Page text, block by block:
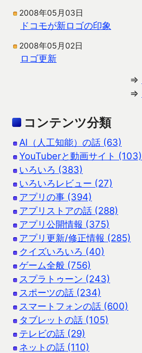
2008年05月03日
ドコモが新ロゴの印象
2008年05月02日
ロゴ更新
⇒
⇒
コンテンツ分類
AI（人工知能）の話 (63)
YouTuberと動画サイト (103)
いろいろ (383)
いろいろレビュー (27)
アプリの事 (394)
アプリストアの話 (288)
アプリ公開情報 (375)
アプリ更新/修正情報 (285)
クイズいろいろ (40)
ゲーム全般 (756)
スプラトゥーン (243)
スポーツの話 (234)
スマートフォンの話 (600)
タブレットの話 (105)
テレビの話 (29)
ネットの話 (110)